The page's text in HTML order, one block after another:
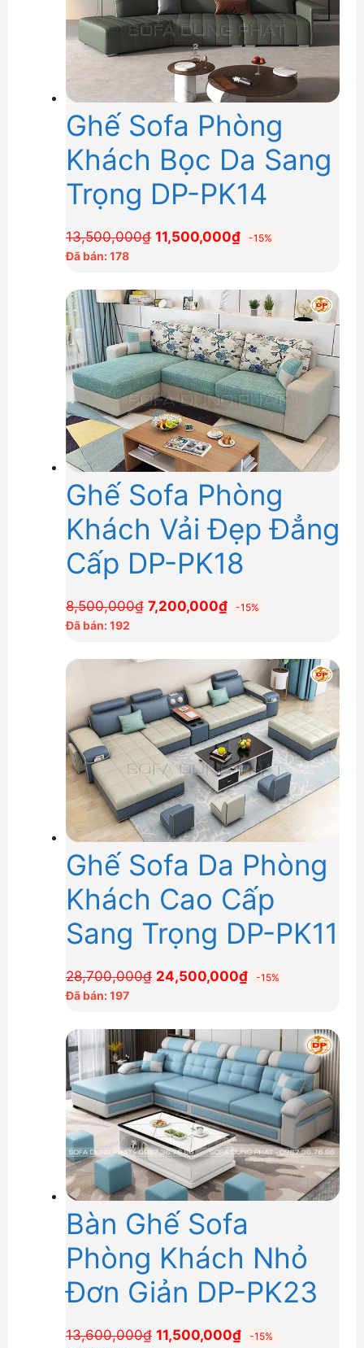
Ghế Sofa Phòng
Khách Bọc Da Sang
Trọng DP-PK14
13,500,000₫ Giá
13,500,000₫.
11,500,000₫Giá
là:
11,500,000₫.
-15%
Đã bán: 178
Ghế Sofa Phòng
Khách Vải Đẹp Đẳng
Cấp DP-PK18
8,500,000₫ Giá
8,500,000₫.
7,200,000₫Giá
là:
7,200,000₫.
-15%
Đã bán: 192
Ghế Sofa Da Phòng
Khách Cao Cấp
Sang Trọng DP-PK11
28,700,000₫ Giá
28,700,000₫.
24,500,000₫Giá
24,500,000₫.
-15%
Đã bán: 197
Bàn Ghế Sofa
Phòng Khách Nhỏ
Đơn Giản DP-PK23
13,600,000₫ Giá
11,500,000₫Giá
-15%